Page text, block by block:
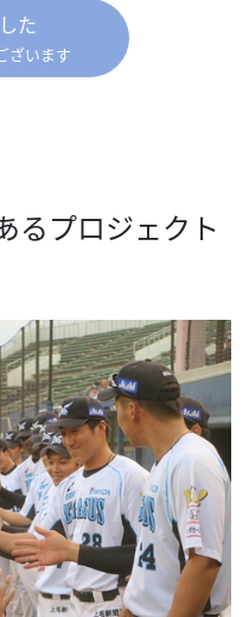
た
ざいます
るプロジェクト